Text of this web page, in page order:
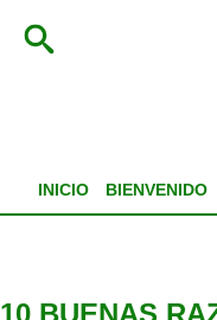
INICIO BIENVENIDO
10 BUENAS